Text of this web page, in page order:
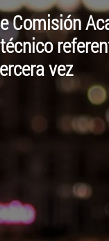
Comisión
vez
HOME
CATEGORÍAS